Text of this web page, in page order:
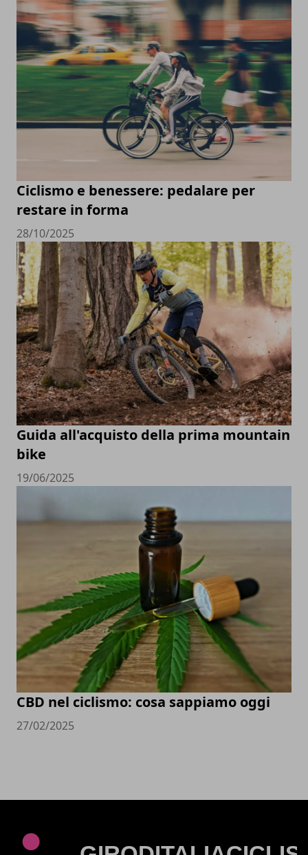
Ciclismo e benessere: pedalare per
restare in forma
28/10/2025
Guida all'acquisto della prima mountain
bike
19/06/2025
CBD nel ciclismo: cosa sappiamo oggi
27/02/2025